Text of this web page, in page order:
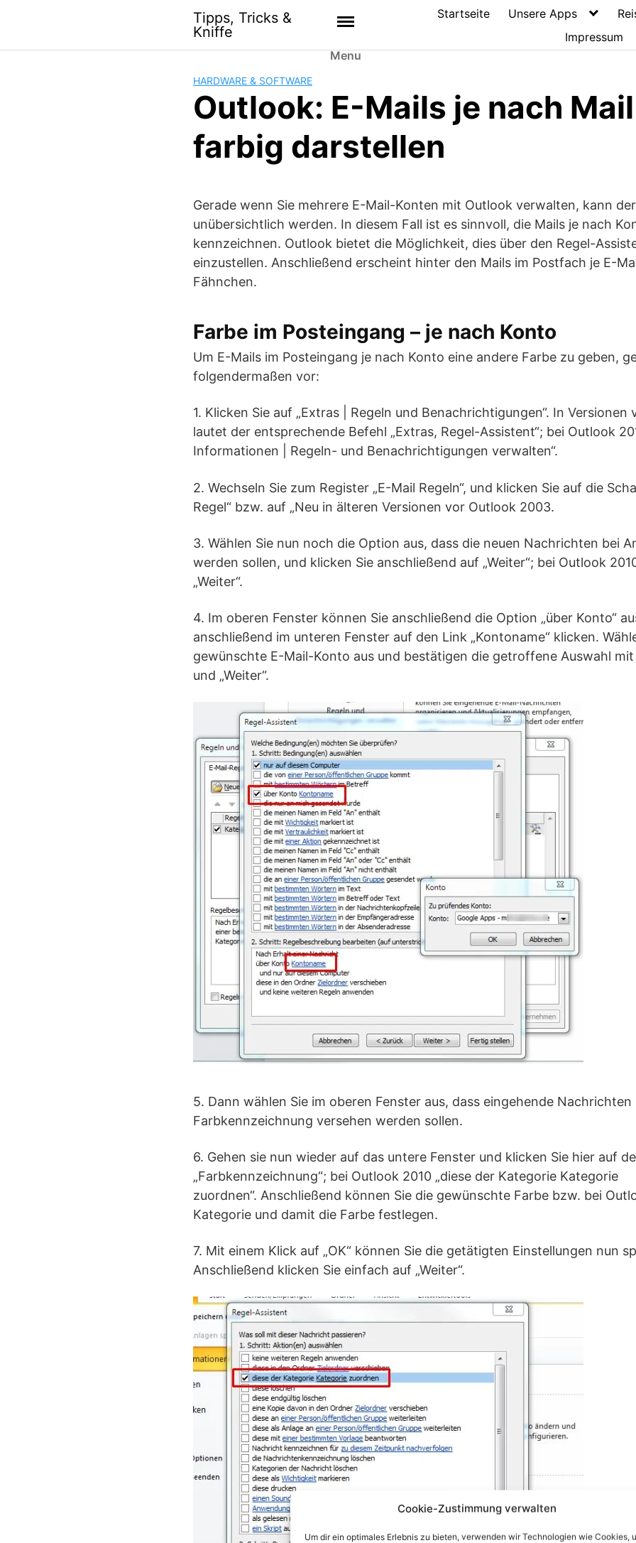
Tipps, Tricks &
Kniffe
Menu
Startseite Unsere Apps
Impressum
HARDWARE & SOFTWARE
Outlook: E-Mails je nach
farbig darstellen
Gerade wenn Sie mehrere E-Mail-Konten mit Outlook verwalten, kann
unübersichtlich werden. In diesem Fall ist es sinnvoll, die Mails je nach
kennzeichnen. Outlook bietet die Möglichkeit, dies über den Regel-
einzustellen. Anschließend erscheint hinter den Mails im Postfach je E-
Fähnchen.
Farbe im Posteingang – je nach Konto
Um E-Mails im Posteingang je nach Konto eine andere Farbe zu geben,
folgendermaßen vor:
1. Klicken Sie auf „Extras | Regeln und Benachrichtigungen“. In
lautet der entsprechende Befehl „Extras, Regel-Assistent“; bei Outlook
Informationen | Regeln- und Benachrichtigungen verwalten“.
2. Wechseln Sie zum Register „E-Mail Regeln“, und klicken Sie auf die
Regel“ bzw. auf „Neu in älteren Versionen vor Outlook 2003.
3. Wählen Sie nun noch die Option aus, dass die neuen Nachrichten bei
werden sollen, und klicken Sie anschließend auf „Weiter“; bei Outlook
„Weiter“.
4. Im oberen Fenster können Sie anschließend die Option „über Konto“
anschließend im unteren Fenster auf den Link „Kontoname“ klicken.
gewünschte E-Mail-Konto aus und bestätigen die getroffene Auswahl mit
und „Weiter“.
5. Dann wählen Sie im oberen Fenster aus, dass eingehende
Farbkennzeichnung versehen werden sollen.
6. Gehen sie nun wieder auf das untere Fenster und klicken Sie hier auf
„Farbkennzeichnung“; bei Outlook 2010 „diese der Kategorie Kategorie
zuordnen“. Anschließend können Sie die gewünschte Farbe bzw. bei
Kategorie und damit die Farbe festlegen.
7. Mit einem Klick auf „OK“ können Sie die getätigten Einstellungen nun
Anschließend klicken Sie einfach auf „Weiter“.
Cookie-Zustimmung verwalten
Um dir ein optimales Erlebnis zu bieten, verwenden wir Technologien wie Cookies,